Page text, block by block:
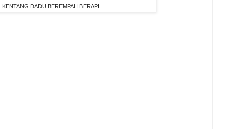
KENTANG DADU BEREMPAH BERAPI